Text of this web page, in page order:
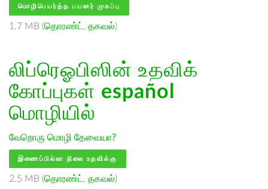
மொழிபெயர்த்த பயனர் முகப்பு
1.7 MB (தொரண்ட் , தகவல்)
லிப்ரெஓபிஸின் உதவிக்
கோப்புகள் español
மொழியில்
வேறொரு மொழி தேவையா?
இணைப்பில்லா நிலை உதவிக்கு
2.5 MB (தொரண்ட் , தகவல்)